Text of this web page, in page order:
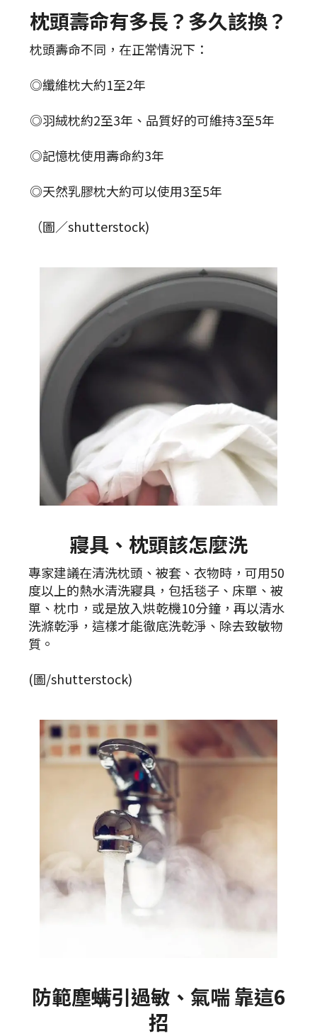
枕頭壽命有多長？多久該換？
枕頭壽命不同，在正常情況下：
◎纖維枕大約1至2年
◎羽絨枕約2至3年、品質好的可維持3至5年
◎記憶枕使用壽命約3年
◎天然乳膠枕大約可以使用3至5年
（圖／shutterstock)
寢具、枕頭該怎麼洗
專家建議在清洗枕頭、被套、衣物時，可用50
度以上的熱水清洗寢具，包括毯子、床單、被
單、枕巾，或是放入烘乾機10分鐘，再以清水
洗滌乾淨，這樣才能徹底洗乾淨、除去致敏物
質。
(圖/shutterstock)
防範塵螨引過敏、氣喘 靠這6
招